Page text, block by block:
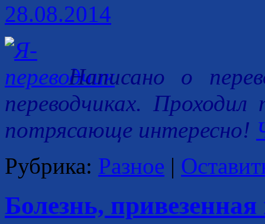
28.08.2014
Написано о
переводчиках.
потрясающе интересно!
Рубрика: Разное |
Болезнь,